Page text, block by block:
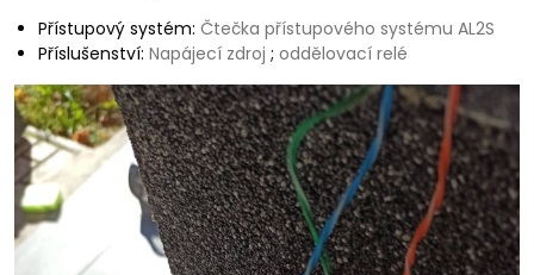
Přístupový systém: Čtečka přístupového systému AL2S
Příslušenství: Napájecí zdroj ; oddělovací relé